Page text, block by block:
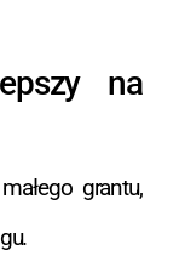
na
grantu,